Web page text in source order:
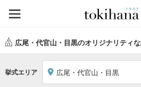
広尾・代官山・目黒のオリジナリティ
挙式エリア 広尾・代官山・目黒